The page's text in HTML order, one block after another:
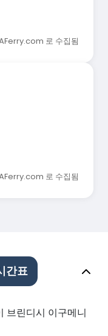
로 수집됨
로 수집됨
간표
브린디시 이구메니